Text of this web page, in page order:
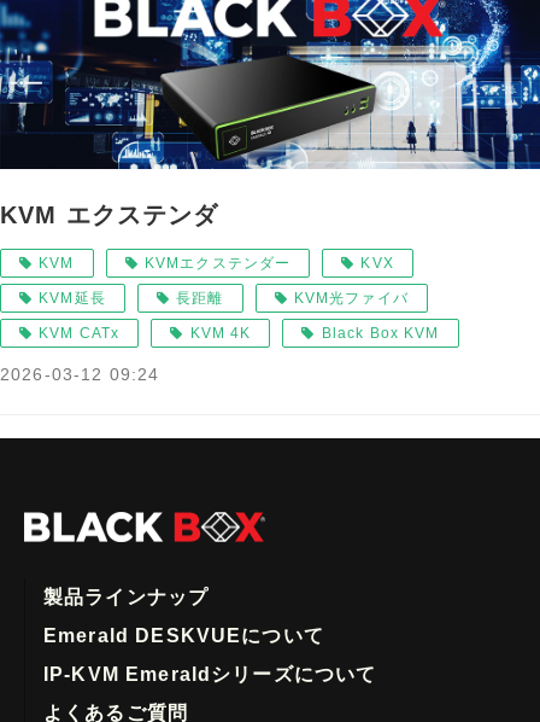
KVM エクステンダ
KVM KVMエクステンダー KVX
KVM延長 長距離 KVM光ファイバ
KVM CATx KVM 4K Black Box KVM
2026-03-12 09:24
製品ラインナップ
Emerald DESKVUEについて
IP-KVM Emeraldシリーズについて
よくあるご質問